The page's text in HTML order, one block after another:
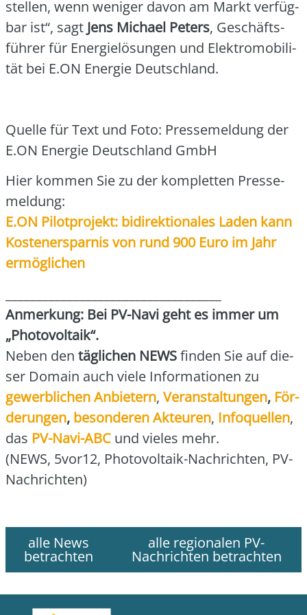
stel­len, wenn weni­ger davon am Markt ver­füg­
bar ist“, sagt Jens Micha­el Peters, Geschäfts­
füh­rer für Ener­gie­lö­sun­gen und Elek­tro­mo­bi­li­
tät bei E.ON Ener­gie Deutsch­land.
Quel­le für Text und Foto: Pres­se­mel­dung der
E.ON Ener­gie Deutsch­land GmbH
Hier kom­men Sie zu der kom­plet­ten Pres­se­
mel­dung:
E.ON Pilot­pro­jekt: bidi­rek­tio­na­les Laden kann
Kos­ten­er­spar­nis von rund 900 Euro im Jahr
ermög­li­chen
Anmer­kung: Bei PV-Navi geht es immer um
„Pho­to­vol­ta­ik“.
Neben den täg­li­chen NEWSfin­den Sie auf die­
ser Domain auch vie­le Infor­ma­tio­nen zu
gewerb­li­chen Anbie­tern, Ver­an­stal­tun­gen, För­
de­run­gen, beson­de­ren Akteu­ren, Info­quel­len,
das PV-Navi-ABC und vie­les mehr.
(NEWS, 5vor12, Pho­to­vol­ta­ik-Nach­rich­ten, PV-
Nach­rich­ten)
alle News
betrachten
alle regionalen PV-
Nachrichten betrachten